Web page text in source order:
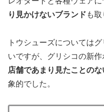
り見かけないブランド も
トウシューズについては
いですが、グリシコの新
店舗であまり見たことのな
象的でした。